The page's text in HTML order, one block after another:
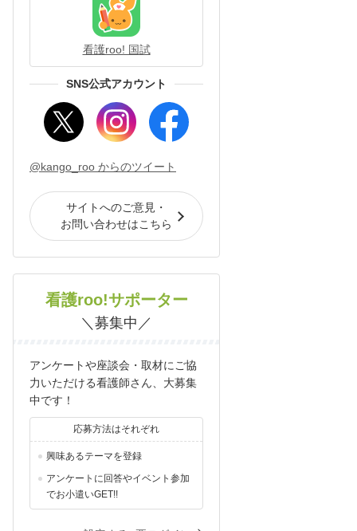
看護roo! 国試
SNS公式アカウント
@kango_roo からのツイート
サイトへのご意見・
お問い合わせはこちら
看護roo!サポーター
＼募集中／
アンケートや座談会・取材にご協
力いただける看護師さん、大募集
中です！
応募方法はそれぞれ
興味あるテーマを登録
アンケートに回答やイベント参加
でお小遣いGET!!